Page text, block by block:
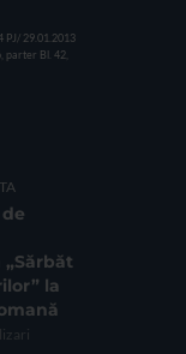
PJ/ 29.01.2013
parter Bl. 42,
la